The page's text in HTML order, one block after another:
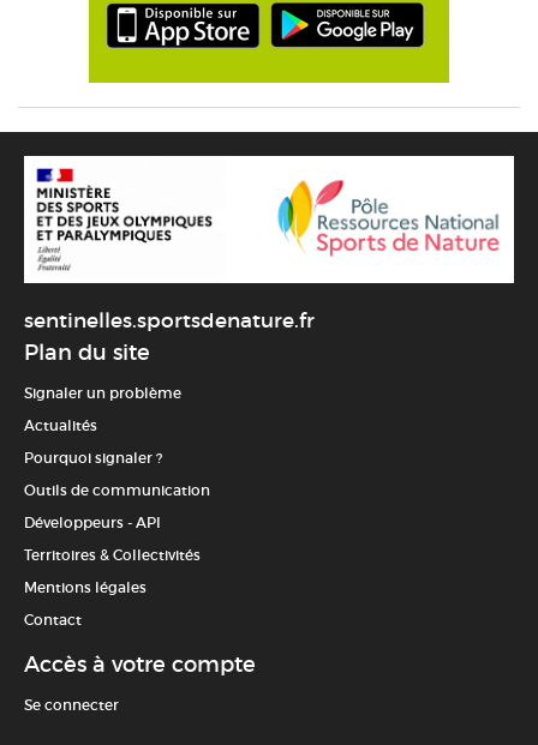
sentinelles.sportsdenature.fr
Plan du site
Signaler un problème
Actualités
Pourquoi signaler ?
Outils de communication
Développeurs - API
Territoires & Collectivités
Mentions légales
Contact
Accès à votre compte
Se connecter